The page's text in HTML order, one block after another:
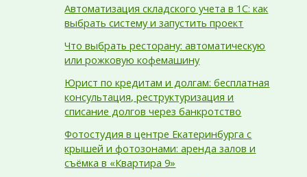
Автоматизация складского учета в 1С: как
выбрать систему и запустить проект
Что выбрать ресторану: автоматическую
или рожковую кофемашину
Юрист по кредитам и долгам: бесплатная
консультация, реструктуризация и
списание долгов через банкротство
Фотостудия в центре Екатеринбурга с
крышей и фотозонами: аренда залов и
съёмка в «Квартира 9»